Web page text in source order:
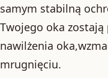
samym stabilną
Twojego oka zostają
nawilżenia
mrugnięciu.